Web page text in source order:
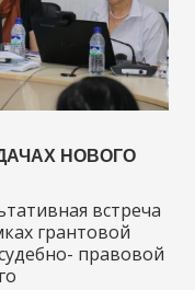
НОВОГО
встреча
грантовой
правовой